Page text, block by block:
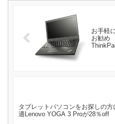
お手軽
お勧め
タブレットパソコンをお探しの方
適Lenovo YOGA 3 Proが28％off